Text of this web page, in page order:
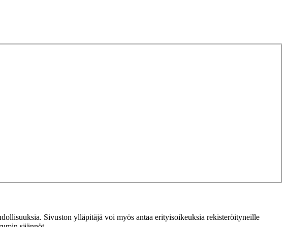
Sivuston ylläpitäjä voi myös antaa erityisoikeuksia rekisteröityneille